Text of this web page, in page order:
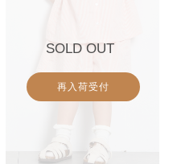
SOLD OUT
再入荷受付